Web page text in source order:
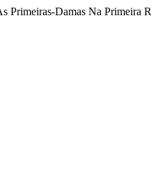
Primeiras-Damas Na Primeira